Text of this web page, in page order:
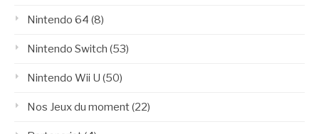
Nintendo 64 (8)
Nintendo Switch (53)
Nintendo Wii U (50)
Nos Jeux du moment(22)